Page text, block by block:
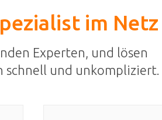
im Netz
Experten, und lösen
schnell und unkompliziert.